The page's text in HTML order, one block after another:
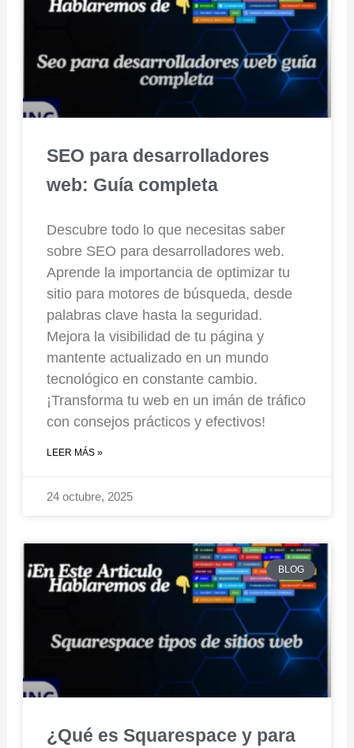
SEO para desarrolladores
web: Guía completa
Descubre todo lo que necesitas saber
sobre SEO para desarrolladores web.
Aprende la importancia de optimizar tu
sitio para motores de búsqueda, desde
palabras clave hasta la seguridad.
Mejora la visibilidad de tu página y
mantente actualizado en un mundo
tecnológico en constante cambio.
¡Transforma tu web en un imán de tráfico
con consejos prácticos y efectivos!
LEER MÁS »
24 octubre, 2025
BLOG
¿Qué es Squarespace y para